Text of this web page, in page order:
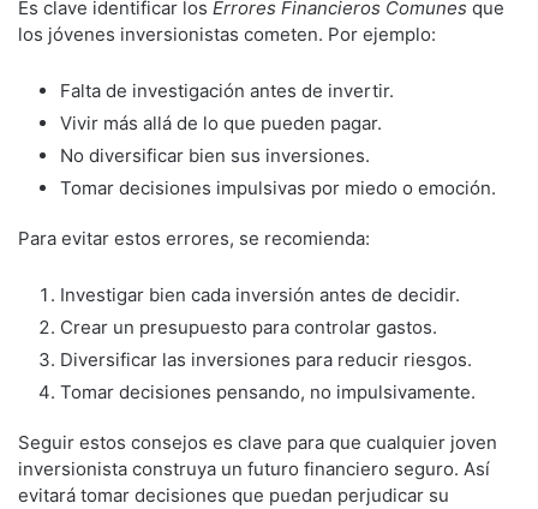
Es clave identificar los Errores Financieros Comunes que
los jóvenes inversionistas cometen. Por ejemplo:
Falta de investigación antes de invertir.
Vivir más allá de lo que pueden pagar.
No diversificar bien sus inversiones.
Tomar decisiones impulsivas por miedo o emoción.
Para evitar estos errores, se recomienda:
Investigar bien cada inversión antes de decidir.
Crear un presupuesto para controlar gastos.
Diversificar las inversiones para reducir riesgos.
Tomar decisiones pensando, no impulsivamente.
Seguir estos consejos es clave para que cualquier joven
inversionista construya un futuro financiero seguro. Así
evitará tomar decisiones que puedan perjudicar su